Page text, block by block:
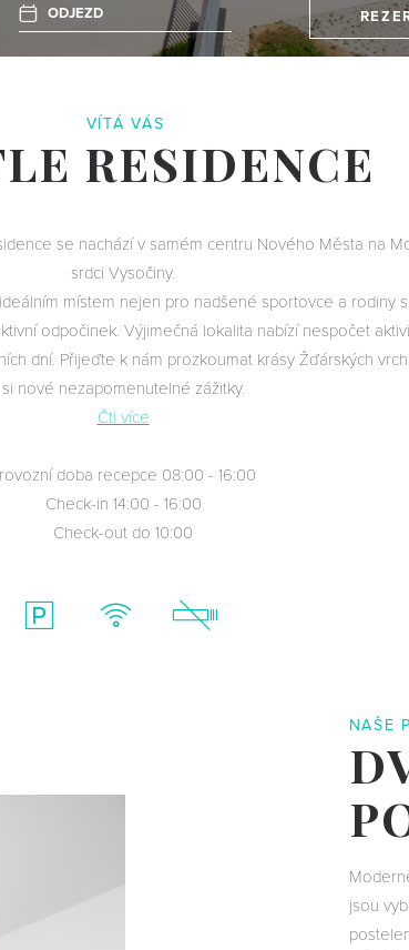
ODJEZD
VÍTÁ VÁS
RESIDENCE
se nachází v samém centru Nového Města na
srdci Vysočiny.
místem nejen pro nadšené sportovce a rodiny
odpočinek. Výjimečná lokalita nabízí nespočet
dní. Přijeďte k nám prozkoumat krásy Žďárských
si nové nezapomenutelné zážitky.
Čti více
doba recepce 08:00 - 16:00
Check-in 14:00 - 16:00
Check-out do 10:00
NAŠE
jsou